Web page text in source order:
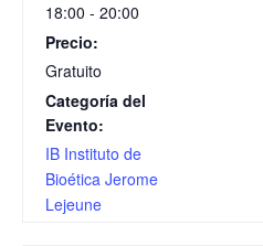
18:00 - 20:00
Precio:
Gratuito
Categoría del
Evento:
IB Instituto de
Bioética Jerome
Lejeune